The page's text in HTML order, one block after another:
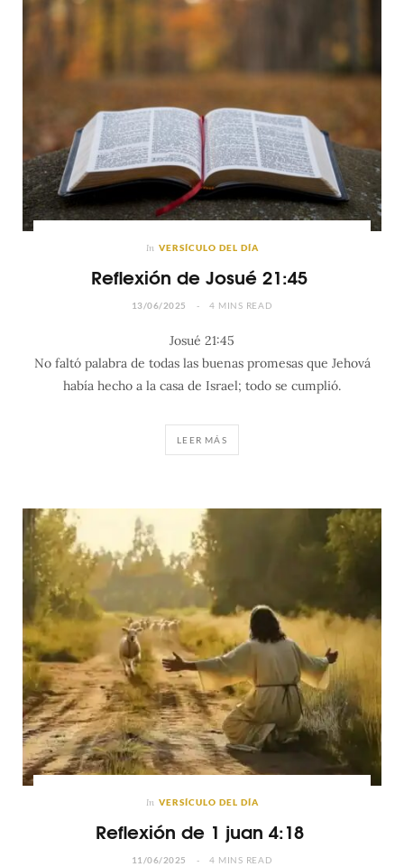
In VERSÍCULO DEL DÍA
Reflexión de Josué 21:45
13/06/2025 4 MINS READ
Josué 21:45
No faltó palabra de todas las buenas promesas que Jehová
había hecho a la casa de Israel; todo se cumplió.
LEER MÁS
In VERSÍCULO DEL DÍA
Reflexión de 1 juan 4:18
11/06/2025 4 MINS READ